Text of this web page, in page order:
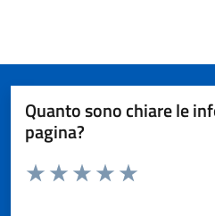
Quanto sono chiare le
pagina?
Valuta da 1 a 5 stelle la pagina